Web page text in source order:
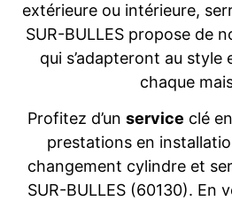
extérieure ou intérieure,
SUR-BULLES propose de
qui s’adapteront au style
chaque
Profitez d’un service clé
prestations en
changement cylindre et
SUR-BULLES (60130). En